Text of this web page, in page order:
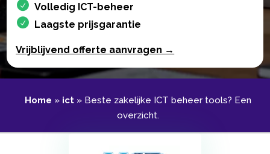
Volledig ICT-beheer
Laagste prijsgarantie
Vrijblijvend offerte aanvragen →
Home » ict » Beste zakelijke ICT beheer tools? Een
overzicht.​